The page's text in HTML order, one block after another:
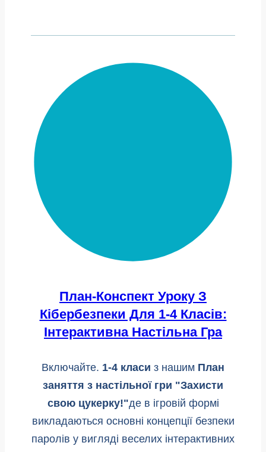
План-Конспект Уроку З
Кібербезпеки Для 1-4 Класів:
Інтерактивна Настільна Гра
Включайте. 1-4 класи з нашим План
заняття з настільної гри "Захисти
свою цукерку!"де в ігровій формі
викладаються основні концепції безпеки
паролів у вигляді веселих інтерактивних